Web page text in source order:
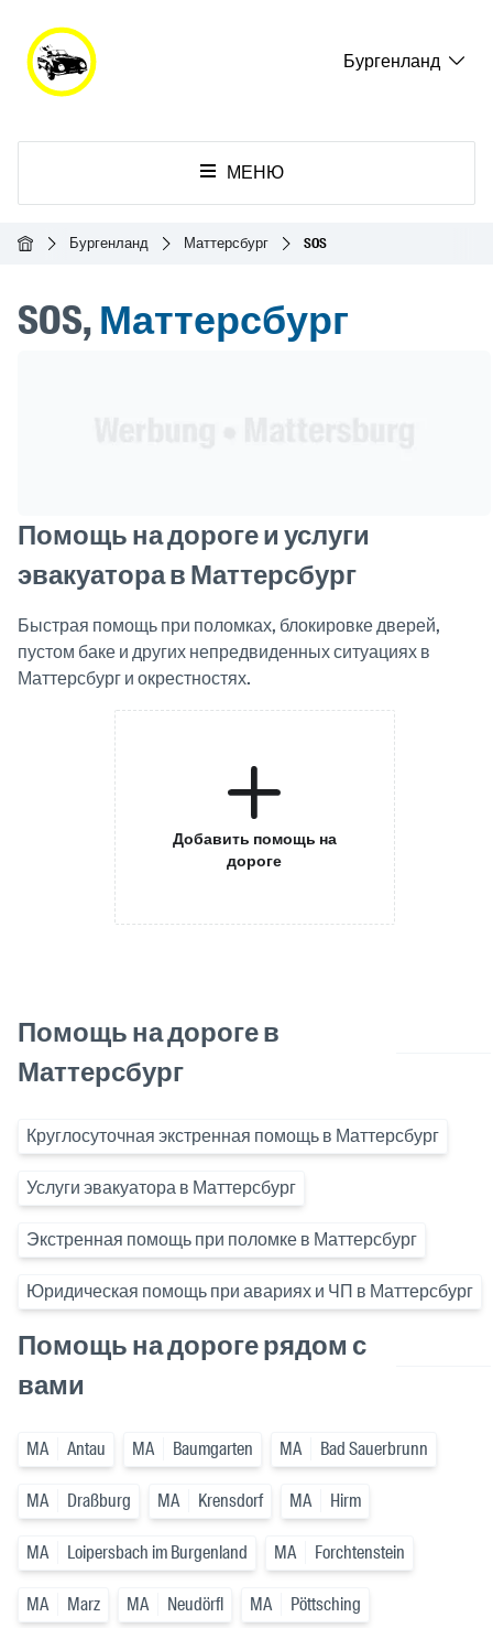
Бургенланд
МЕНЮ
ГлавнаяБургенланд Маттерсбург SOS
SOS,Маттерсбург
Помощь на дороге и услуги
эвакуатора в Маттерсбург
Быстрая помощь при поломках, блокировке дверей,
пустом баке и других непредвиденных ситуациях в
Маттерсбург и окрестностях.
Добавить помощь на
дороге
Помощь на дороге в
Маттерсбург
Круглосуточная экстренная помощь в Маттерсбург
Услуги эвакуатора в Маттерсбург
Экстренная помощь при поломке в Маттерсбург
Юридическая помощь при авариях и ЧП в Маттерсбург
Помощь на дороге рядом с
вами
MA Antau MA Baumgarten MA Bad Sauerbrunn
MA Draßburg MA Krensdorf MA Hirm
MA Loipersbach im Burgenland MA Forchtenstein
MA Marz MA Neudörfl MA Pöttsching